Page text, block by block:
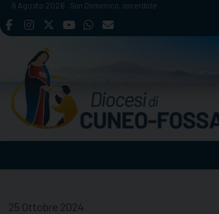
Skip
to
8 Agosto 2026 San Domenico, sacerdote
25 Ottobre 2024